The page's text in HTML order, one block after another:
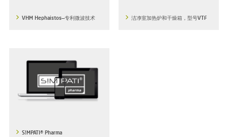
VHM Hephaistos—专利微波技术 洁净室加热炉和干燥箱，型号VTF
S!MPATI® Pharma